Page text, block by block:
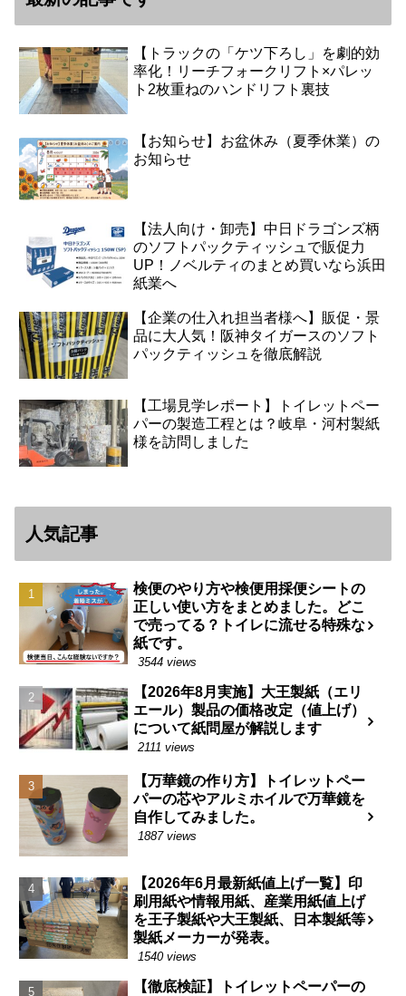
【トラックの「ケツ下ろし」を劇的効
率化！リーチフォークリフト×パレッ
ト2枚重ねのハンドリフト裏技
【お知らせ】お盆休み（夏季休業）の
お知らせ
【法人向け・卸売】中日ドラゴンズ柄
のソフトパックティッシュで販促力
UP！ノベルティのまとめ買いなら浜田
紙業へ
【企業の仕入れ担当者様へ】販促・景
品に大人気！阪神タイガースのソフト
パックティッシュを徹底解説
【工場見学レポート】トイレットペー
パーの製造工程とは？岐阜・河村製紙
様を訪問しました
人気記事
検便のやり方や検便用採便シートの
正しい使い方をまとめました。どこ
で売ってる？トイレに流せる特殊な
紙です。
3544 views
【2026年8月実施】大王製紙（エリ
エール）製品の価格改定（値上げ）
について紙問屋が解説します
2111 views
【万華鏡の作り方】トイレットペー
パーの芯やアルミホイルで万華鏡を
自作してみました。
1887 views
【2026年6月最新紙値上げ一覧】印
刷用紙や情報用紙、産業用紙値上げ
を王子製紙や大王製紙、日本製紙等
製紙メーカーが発表。
1540 views
【徹底検証】トイレットペーパーの